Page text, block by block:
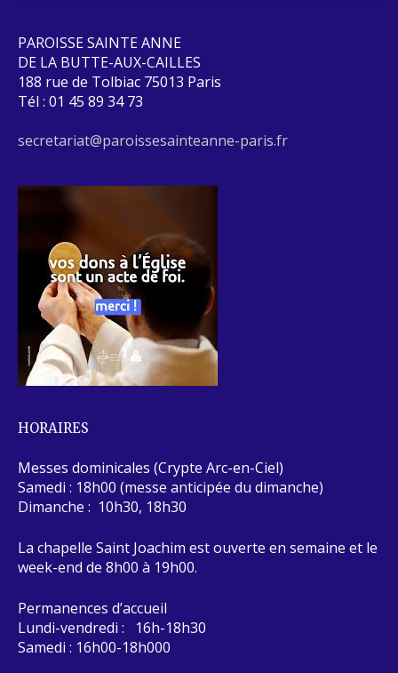
PAROISSE SAINTE ANNE
DE LA BUTTE-AUX-CAILLES
188 rue de Tolbiac 75013 Paris
Tél : 01 45 89 34 73
secretariat@paroissesainteanne-paris.fr
HORAIRES
Messes dominicales (Crypte Arc-en-Ciel)
Samedi : 18h00 (messe anticipée du dimanche)
Dimanche : 10h30, 18h30
La chapelle Saint Joachim est ouverte en semaine et le
week-end de 8h00 à 19h00.
Permanences d’accueil
Lundi-vendredi : 16h-18h30
Samedi : 16h00-18h000